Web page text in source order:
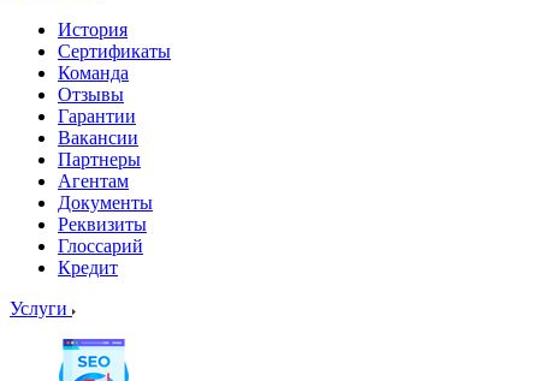
История
Сертификаты
Команда
Отзывы
Гарантии
Вакансии
Партнеры
Агентам
Документы
Реквизиты
Глоссарий
Кредит
Услуги